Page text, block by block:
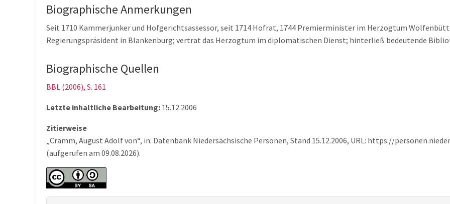
Biographische Anmerkungen
Seit 1710 Kammerjunker und Hofgerichtsassessor, seit 1714 Hofrat, 1744 Premierminister im Herzogtum
Regierungspräsident in Blankenburg; vertrat das Herzogtum im diplomatischen Dienst; hinterließ bedeutende
Biographische Quellen
BBL (2006), S. 161
Letzte inhaltliche Bearbeitung: 15.12.2006
Zitierweise
„Cramm, August Adolf von“, in: Datenbank Niedersächsische Personen, Stand 15.12.2006, URL: https://
(aufgerufen am 09.08.2026).